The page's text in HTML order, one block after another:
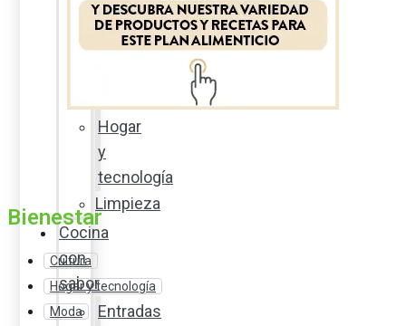
Productos
nuevos
Hogar
y
tecnología
Limpieza
Cocina
con
sabor
Entradas
Bienestar
Cultura
Hogar y tecnología
Moda